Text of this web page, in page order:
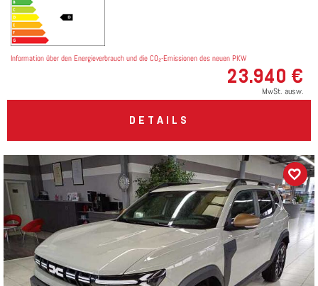
Information über den Energieverbrauch und die CO₂-Emissionen des neuen PKW
23.940 €
MwSt. ausw.
DETAILS